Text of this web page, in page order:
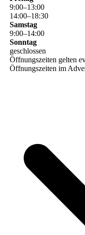
9:00–13:00
14:00–18:30
Samstag
9:00–14:00
Sonntag
geschlossen
Öffnungszeiten gelten
Öffnungszeiten im